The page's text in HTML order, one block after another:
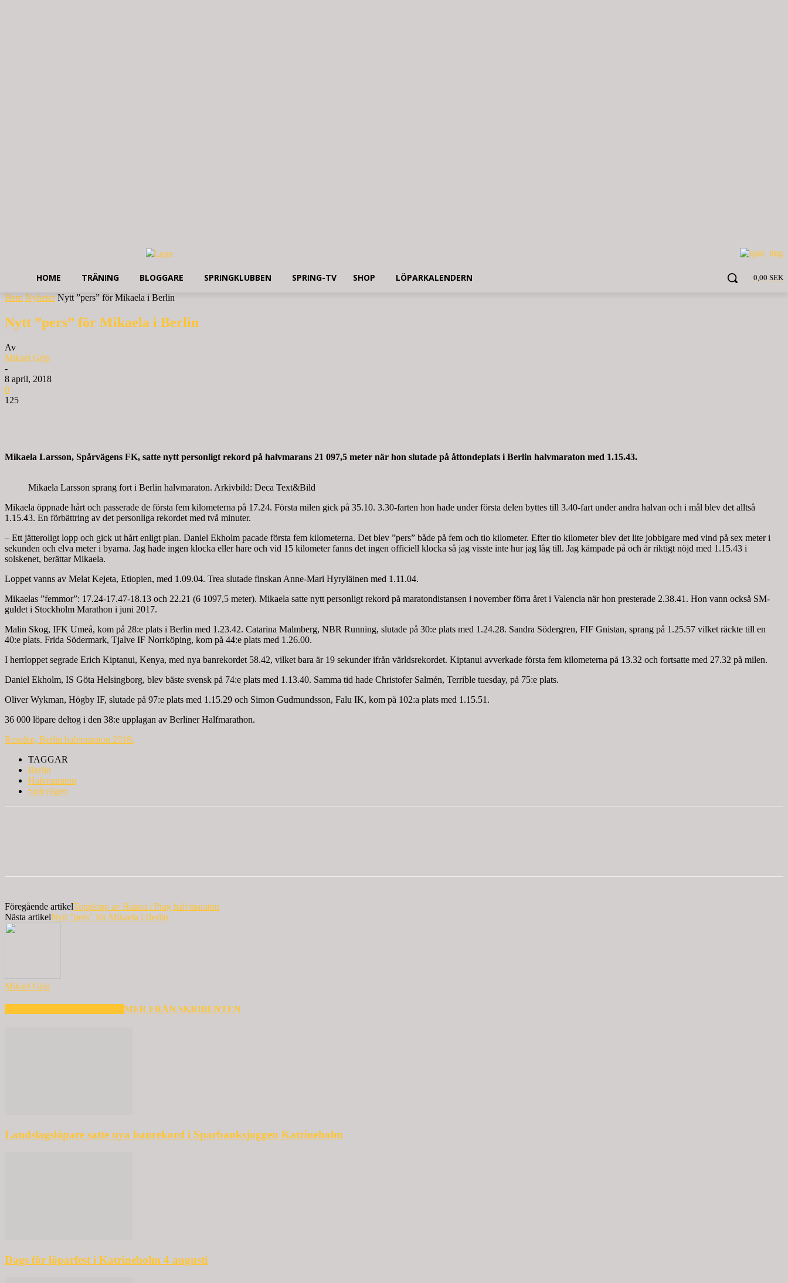
0,00 SEK
HOME TRÄNING BLOGGARE SPRINGKLUBBEN SPRING-TV SHOP LÖPARKALENDERN
Hem Nyheter Nytt ”pers” för Mikaela i Berlin
Nytt ”pers” för Mikaela i Berlin
Av
Mikael Grip
-
8 april, 2018
0
125
Mikaela Larsson, Spårvägens FK, satte nytt personligt rekord på halvmarans 21 097,5 meter när hon slutade på åttondeplats i Berlin halvmaraton med 1.15.43.
Mikaela Larsson sprang fort i Berlin halvmaraton. Arkivbild: Deca Text&Bild
Mikaela öppnade hårt och passerade de första fem kilometerna på 17.24. Första milen gick på 35.10. 3.30-farten hon hade under första delen byttes till 3.40-fart under andra halvan och i mål blev det alltså
1.15.43. En förbättring av det personliga rekordet med två minuter.
– Ett jätteroligt lopp och gick ut hårt enligt plan. Daniel Ekholm pacade första fem kilometerna. Det blev ”pers” både på fem och tio kilometer. Efter tio kilometer blev det lite jobbigare med vind på sex meter i
sekunden och elva meter i byarna. Jag hade ingen klocka eller hare och vid 15 kilometer fanns det ingen officiell klocka så jag visste inte hur jag låg till. Jag kämpade på och är riktigt nöjd med 1.15.43 i
solskenet, berättar Mikaela.
Loppet vanns av Melat Kejeta, Etiopien, med 1.09.04. Trea slutade finskan Anne-Mari Hyryläinen med 1.11.04.
Mikaelas ”femmor”: 17.24-17.47-18.13 och 22.21 (6 1097,5 meter). Mikaela satte nytt personligt rekord på maratondistansen i november förra året i Valencia när hon presterade 2.38.41. Hon vann också SM-
guldet i Stockholm Marathon i juni 2017.
Malin Skog, IFK Umeå, kom på 28:e plats i Berlin med 1.23.42. Catarina Malmberg, NBR Running, slutade på 30:e plats med 1.24.28. Sandra Södergren, FIF Gnistan, sprang på 1.25.57 vilket räckte till en
40:e plats. Frida Södermark, Tjalve IF Norrköping, kom på 44:e plats med 1.26.00.
I herrloppet segrade Erich Kiptanui, Kenya, med nya banrekordet 58.42, vilket bara är 19 sekunder ifrån världsrekordet. Kiptanui avverkade första fem kilometerna på 13.32 och fortsatte med 27.32 på milen.
Daniel Ekholm, IS Göta Helsingborg, blev bäste svensk på 74:e plats med 1.13.40. Samma tid hade Christofer Salmén, Terrible tuesday, på 75:e plats.
Oliver Wykman, Högby IF, slutade på 97:e plats med 1.15.29 och Simon Gudmundsson, Falu IK, kom på 102:a plats med 1.15.51.
36 000 löpare deltog i den 38:e upplagan av Berliner Halfmarathon.
Resultat, Berlin halvmaraton 2018:
TAGGAR
Berlin
Halvmaraton
Spårvägen
Föregående artikelTopplopp av Hanna i Prag halvmaraton
Nästa artikelNytt "pers" för Mikaela i Berlin
Mikael Grip
MER FRÅN SKRIBENTEN
Landslagslöpare satte nya banrekord i Sparbanksjoggen Katrineholm
Dags för löparfest i Katrineholm 4 augusti